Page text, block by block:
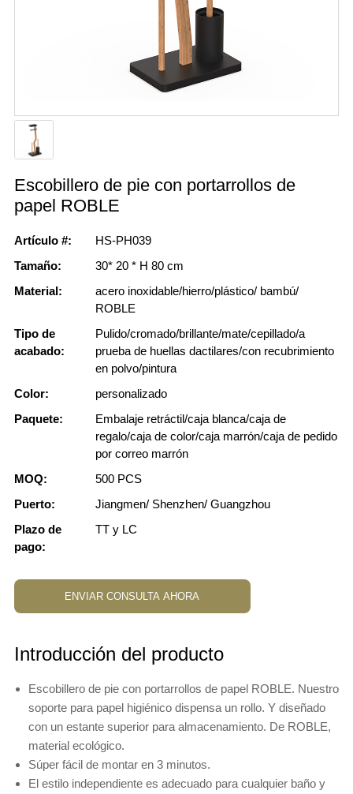
Escobillero de pie con portarrollos de
papel ROBLE
Artículo #:
HS-PH039
Tamaño:
30* 20 * H 80 cm
Material:
acero inoxidable/hierro/plástico/ bambú/
ROBLE
Tipo de
acabado:
Pulido/cromado/brillante/mate/cepillado/a
prueba de huellas dactilares/con recubrimiento
en polvo/pintura
Color:
personalizado
Paquete:
Embalaje retráctil/caja blanca/caja de
regalo/caja de color/caja marrón/caja de pedido
por correo marrón
MOQ:
500 PCS
Puerto:
Jiangmen/ Shenzhen/ Guangzhou
Plazo de
pago:
TT y LC
ENVIAR CONSULTA AHORA
Introducción del producto
Escobillero de pie con portarrollos de papel ROBLE. Nuestro
soporte para papel higiénico dispensa un rollo. Y diseñado
con un estante superior para almacenamiento. De ROBLE,
material ecológico.
Súper fácil de montar en 3 minutos.
El estilo independiente es adecuado para cualquier baño y